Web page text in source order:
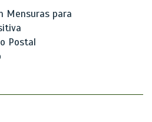
Mensuras para
Postal